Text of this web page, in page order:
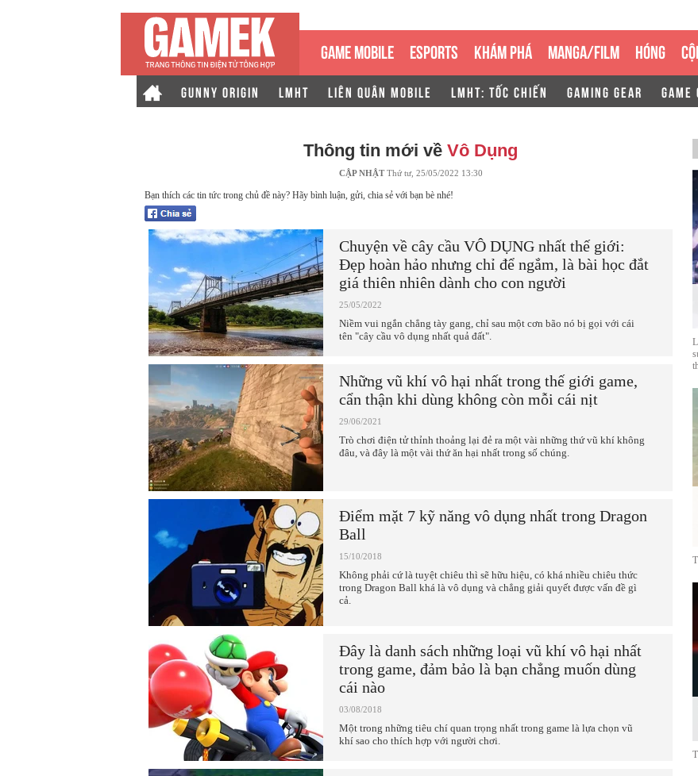
GAME MOBILE ESPORTS KHÁM PHÁ MANGA/FILM HÓNG
GUNNY ORIGIN LMHT LIÊN QUÂN MOBILE LMHT: TỐC CHIẾN GAMING GEAR GAME
Thông tin mới về Vô Dụng
CẬP NHẬTThứ tư, 25/05/2022 13:30
Bạn thích các tin tức trong chủ đề này? Hãy bình luận, gửi, chia sẻ với bạn bè nhé!
Chuyện về cây cầu VÔ DỤNG nhất thế giới:
Đẹp hoàn hảo nhưng chỉ để ngắm, là bài học đắt
giá thiên nhiên dành cho con người
25/05/2022
Niềm vui ngắn chẳng tày gang, chỉ sau một cơn bão nó bị gọi với cái
tên "cây cầu vô dụng nhất quả đất".
Những vũ khí vô hại nhất trong thế giới game,
cẩn thận khi dùng không còn mỗi cái nịt
29/06/2021
Trò chơi điện tử thỉnh thoảng lại đẻ ra một vài những thứ vũ khí không
đâu, và đây là một vài thứ ăn hại nhất trong số chúng.
Điểm mặt 7 kỹ năng vô dụng nhất trong Dragon
Ball
15/10/2018
Không phải cứ là tuyệt chiêu thì sẽ hữu hiệu, có khá nhiều chiêu thức
trong Dragon Ball khá là vô dụng và chẳng giải quyết được vấn đề gì
cả.
Đây là danh sách những loại vũ khí vô hại nhất
trong game, đảm bảo là bạn chẳng muốn dùng
cái nào
03/08/2018
Một trong những tiêu chí quan trọng nhất trong game là lựa chọn vũ
khí sao cho thích hợp với người chơi.